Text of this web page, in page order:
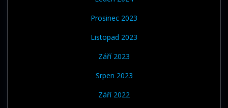
Prosinec 2023
Listopad 2023
Září 2023
Srpen 2023
Září 2022